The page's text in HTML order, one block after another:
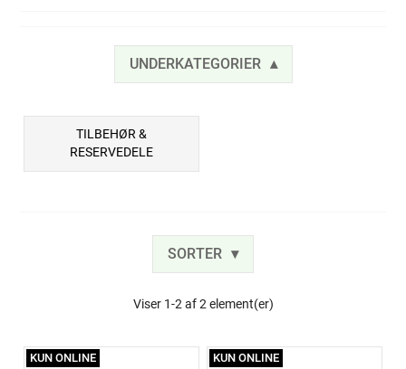
UNDERKATEGORIER
TILBEHØR &
RESERVEDELE
SORTER
Viser 1-2 af 2 element(er)
KUN ONLINE KUN ONLINE